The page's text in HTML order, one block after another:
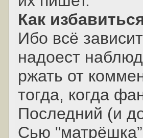
Как
Ибо всё
надоест
ржать от
тогда, когда
Последний (и
Сью